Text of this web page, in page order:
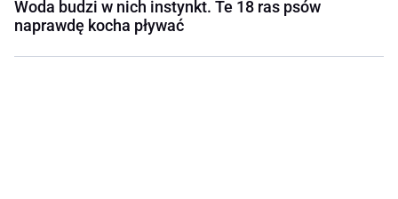
Woda budzi w nich instynkt. Te 18 ras psów
naprawdę kocha pływać